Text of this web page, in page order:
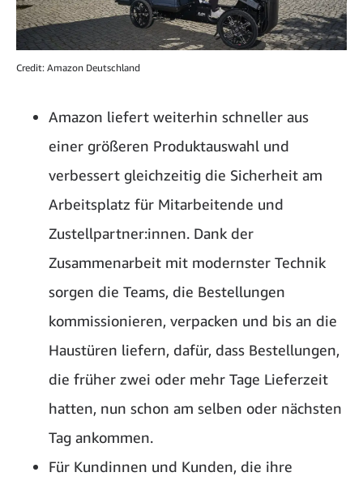
Credit: Amazon Deutschland
Amazon liefert weiterhin schneller aus
einer größeren Produktauswahl und
verbessert gleichzeitig die Sicherheit am
Arbeitsplatz für Mitarbeitende und
Zustellpartner:innen. Dank der
Zusammenarbeit mit modernster Technik
sorgen die Teams, die Bestellungen
kommissionieren, verpacken und bis an die
Haustüren liefern, dafür, dass Bestellungen,
die früher zwei oder mehr Tage Lieferzeit
hatten, nun schon am selben oder nächsten
Tag ankommen.
Für Kundinnen und Kunden, die ihre